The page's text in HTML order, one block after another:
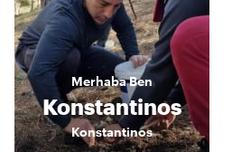
MerhabaBen
Konstantinos
Konstantinos